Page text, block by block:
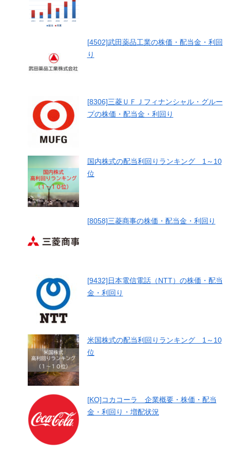
[4502]武田薬品工業の株価・配当金・利回
り
[8306]三菱ＵＦＪフィナンシャル・グルー
プの株価・配当金・利回り
国内株式の配当利回りランキング 1～10
位
[8058]三菱商事の株価・配当金・利回り
[9432]日本電信電話（NTT）の株価・配当
金・利回り
米国株式の配当利回りランキング 1～10
位
[KO]コカコーラ 企業概要・株価・配当
金・利回り・増配状況